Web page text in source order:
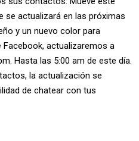
se actualizará en las próximas
y un nuevo color para
actualizaremos a
Hasta las 5:00 am de este día.
la actualización se
de chatear con tus